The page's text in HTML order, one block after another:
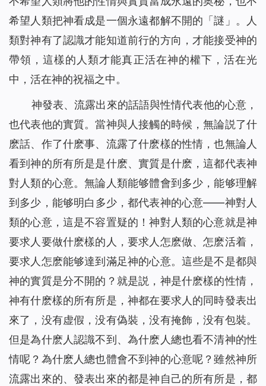
希望人類把神看成是一個永遠都解不開的「謎」。人
類對神有了認識才能知道前行的方向，才能接受神的
帶領，這樣的人類才能真正活在神的權下，活在光
中，活在神的祝福之中。
神發表、流露出來的話語與性情代表他的心意，
也代表他的實質。當神與人接觸的時候，無論説了什
麽話、作了什麽事、流露了什麽樣的性情，也無論人
看到神的所有所是是什麽、實質是什麽，這都代表神
對人類的心意。無論人類能够體會到多少，能够理解
到多少，能够明白多少，都代表神的心意——神對人
類的心意，這是不容置疑的！神對人類的心意就是神
要求人要做什麽樣的人，要求人怎麽做、怎麽活着，
要求人怎麽能够達到滿足神的心意。這些是不是都與
神的實質是分不開的？就是説，神是什麽樣的性情，
神有什麽樣的所有所是，神都在要求人的同時發表出
來了，没有虚假，没有偽裝，没有掩飾，没有包裝。
但是為什麽人認識不到、為什麽人總也看不清神的性
情呢？為什麽人總也體會不到神的心意呢？雖然神所
流露出來的、發表出來的都是神自己的所有所是，都